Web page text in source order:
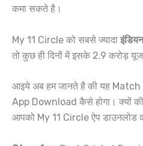
कमा सकते है।
My 11 Circle को सबसे ज्यादा
तो कुछ ही दिनों में इसके 2.9 करोड़
आइये अब हम जानते है की यह
App Download कैसे होगा। क्यों
आपको My 11 Circle ऐप डाउनलोड